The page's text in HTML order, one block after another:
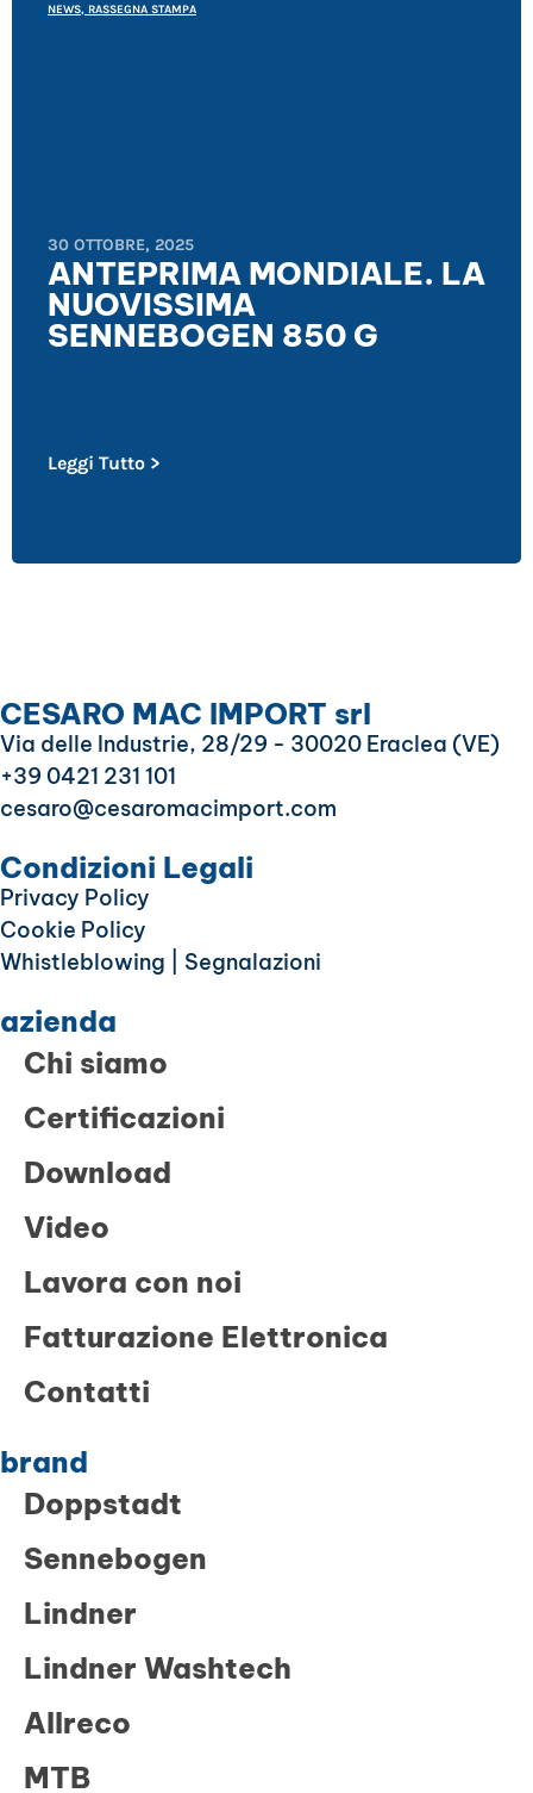
NEWS, RASSEGNA STAMPA
30 OTTOBRE, 2025
ANTEPRIMA MONDIALE. LA
NUOVISSIMA
SENNEBOGEN 850 G
Leggi Tutto >
CESARO MAC IMPORT srl
Via delle Industrie, 28/29 - 30020 Eraclea (VE)
+39 0421 231 101
cesaro@cesaromacimport.com
Condizioni Legali
Privacy Policy
Cookie Policy
Whistleblowing | Segnalazioni
azienda
Chi siamo
Certificazioni
Download
Video
Lavora con noi
Fatturazione Elettronica
Contatti
brand
Doppstadt
Sennebogen
Lindner
Lindner Washtech
Allreco
MTB